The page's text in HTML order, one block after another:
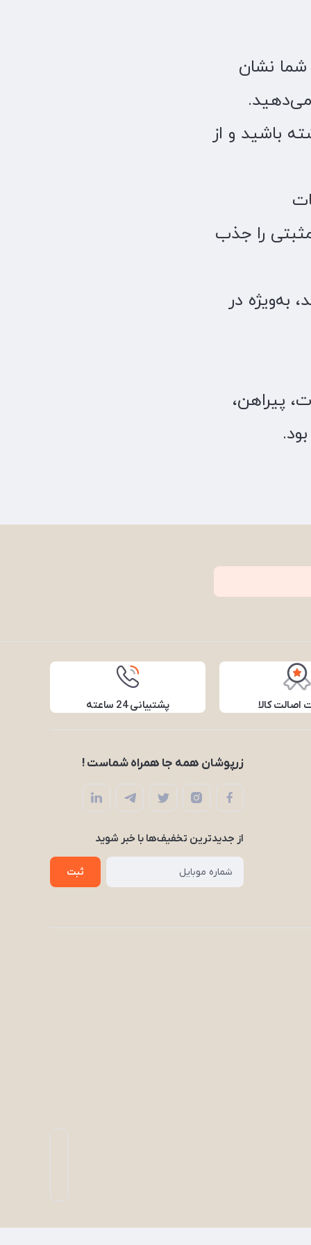
شما نشان
باشید و از
را جذب
به‌ویژه در
پیراهن،
اصالت کالا پشتیبانی 24 ساعته
زرپوشان همه جا همراه شماست !
از جدید‌ترین تخفیف‌ها با‌ خبر شوید
ثبت